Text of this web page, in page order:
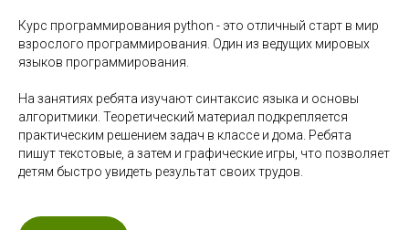
Курс программирования python - это отличный старт в мир
взрослого программирования. Один из ведущих мировых
языков программирования.
На занятиях ребята изучают синтаксис языка и основы
алгоритмики. Теоретический материал подкрепляется
практическим решением задач в классе и дома. Ребята
пишут текстовые, а затем и графические игры, что позволяет
детям быстро увидеть результат своих трудов.